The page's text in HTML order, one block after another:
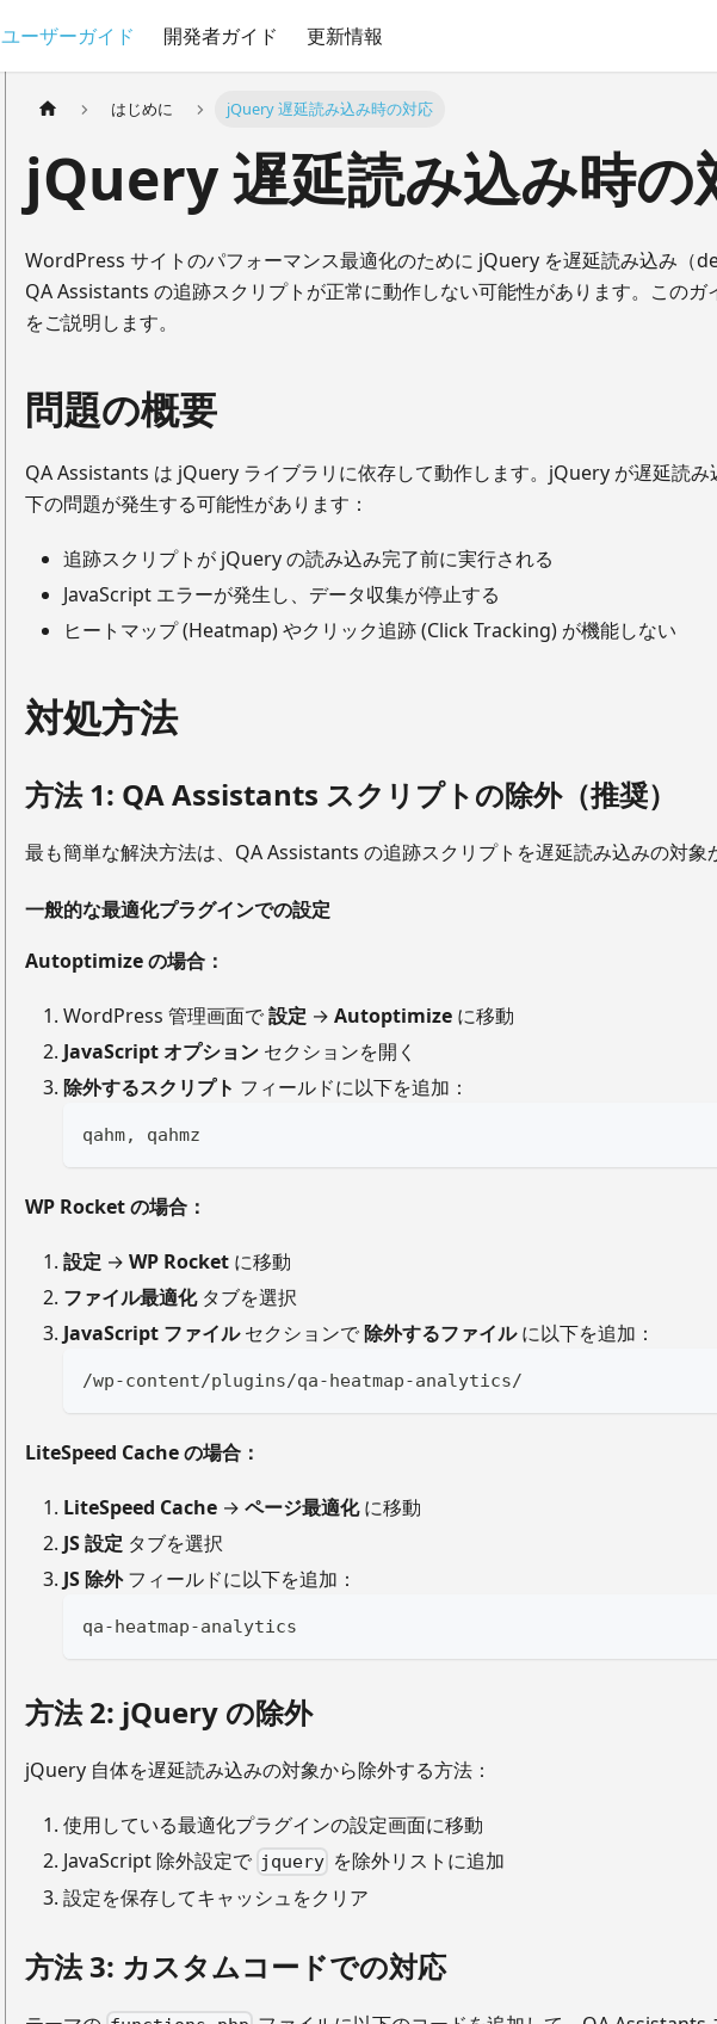
ユーザーガイド 開発者ガイド 更新情報
はじめに jQuery 遅延読み込み時の対応
jQuery 遅延読み込み時の
WordPress サイトのパフォーマンス最適化のために jQuery を遅延読み込み（
QA Assistants の追跡スクリプトが正常に動作しない可能性があります。このガ
をご説明します。
問題の概要
QA Assistants は jQuery ライブラリに依存して動作します。jQuery が遅延読み
下の問題が発生する可能性があります：
追跡スクリプトが jQuery の読み込み完了前に実行される
JavaScript エラーが発生し、データ収集が停止する
ヒートマップ (Heatmap) やクリック追跡 (Click Tracking) が機能しない
対処方法
方法 1: QA Assistants スクリプトの除外（推奨）
最も簡単な解決方法は、QA Assistants の追跡スクリプトを遅延読み込みの対象
一般的な最適化プラグインでの設定
Autoptimize の場合：
WordPress 管理画面で設定 → Autoptimize に移動
JavaScript オプション セクションを開く
除外するスクリプト フィールドに以下を追加：
qahm, qahmz
WP Rocket の場合：
設定 → WP Rocket に移動
ファイル最適化タブを選択
JavaScript ファイルセクションで除外するファイルに以下を追加：
/wp-content/plugins/qa-heatmap-analytics/
LiteSpeed Cache の場合：
LiteSpeed Cache → ページ最適化に移動
JS 設定 タブを選択
JS 除外フィールドに以下を追加：
qa-heatmap-analytics
方法 2: jQuery の除外
jQuery 自体を遅延読み込みの対象から除外する方法：
使用している最適化プラグインの設定画面に移動
JavaScript 除外設定で jquery を除外リストに追加
設定を保存してキャッシュをクリア
方法 3: カスタムコードでの対応